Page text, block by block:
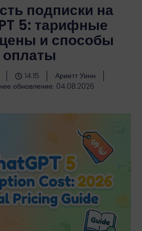
подписки на
5: тарифные
и способы
оплаты
14:15
Ариетт Уинн
обновление: 04.08.2026